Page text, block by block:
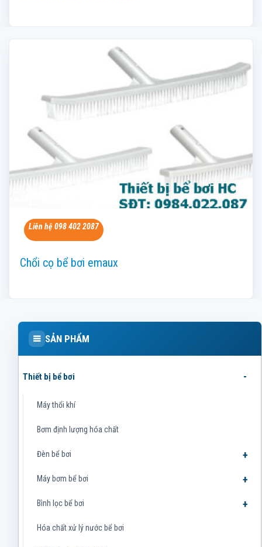
Liên hệ 098 402 2087
Chổi cọ bể bơi emaux
SẢN PHẨM
Thiết bị bể bơi
Máy thổi khí
Bơm định lượng hóa chất
Đèn bể bơi
Máy bơm bể bơi
Bình lọc bể bơi
Hóa chất xử lý nước bể bơi